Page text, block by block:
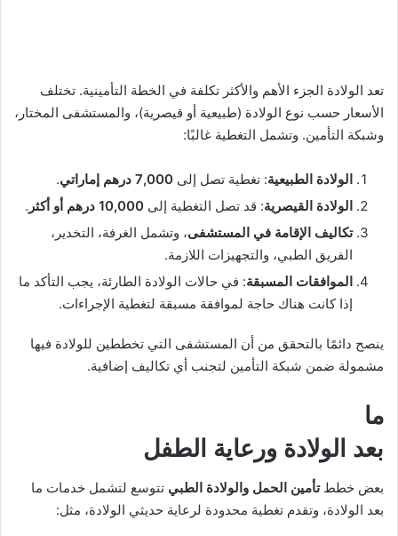
تعد الولادة الجزء الأهم والأكثر تكلفة في الخطة التأمينية. تختلف
الأسعار حسب نوع الولادة (طبيعية أو قيصرية)، والمستشفى المختار،
وشبكة التأمين. وتشمل التغطية غالبًا:
الولادة الطبيعية: تغطية تصل إلى 7,000 درهم إماراتي
.
الولادة القيصرية: قد تصل التغطية إلى 10,000 درهم أو أكثر
.
تكاليف الإقامة في المستشفى، وتشمل الغرفة، التخدير،
الفريق الطبي، والتجهيزات اللازمة.
الموافقات المسبقة: في حالات الولادة الطارئة، يجب التأكد ما
إذا كانت هناك حاجة لموافقة مسبقة لتغطية الإجراءات.
ينصح دائمًا بالتحقق من أن المستشفى التي تخططين للولادة فيها
مشمولة ضمن شبكة التأمين لتجنب أي تكاليف إضافية.
ما
بعد الولادة ورعاية الطفل
بعض خططتأمين الحمل والولادة الطبي تتوسع لتشمل خدمات ما
بعد الولادة، وتقدم تغطية محدودة لرعاية حديثي الولادة، مثل: